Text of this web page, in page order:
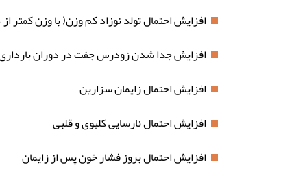
افزایش احتمال تولد نوزاد کم وزن( با وزن کمتر از 2500 گرم)
افزایش جدا شدن زودرس جفت در دوران
افزایش احتمال زایمان سزارین
افزایش احتمال نارسایی کلیوی و قلبی
افزایش احتمال بروز فشار خون پس از زایمان